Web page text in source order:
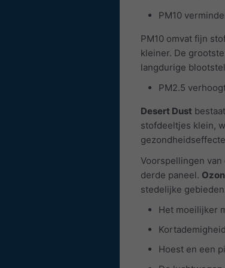
PM10
PM10 omvat fijn
kleiner. De
langdurige
PM2.5
Desert Dust
stofdeeltjes klein,
Voorspellingen
derde paneel.
stedelijke gebieden.
Het moeilijker
Hoest en een